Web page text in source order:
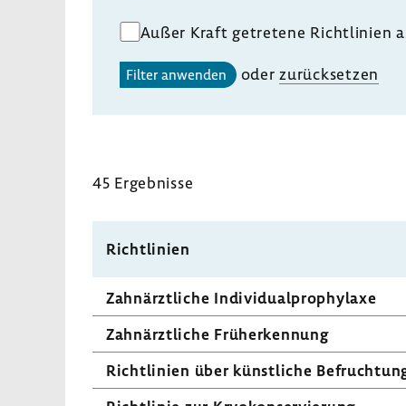
Außer Kraft getretene Richtlinien
Filter anwenden oderzurück­setzen
45 Ergeb­nisse
Richt­li­nien
Zahn­ärzt­liche Indi­vi­du­al­pro­phy­laxe
Zahn­ärzt­liche Früh­erken­nung
Richt­li­nien über künst­liche